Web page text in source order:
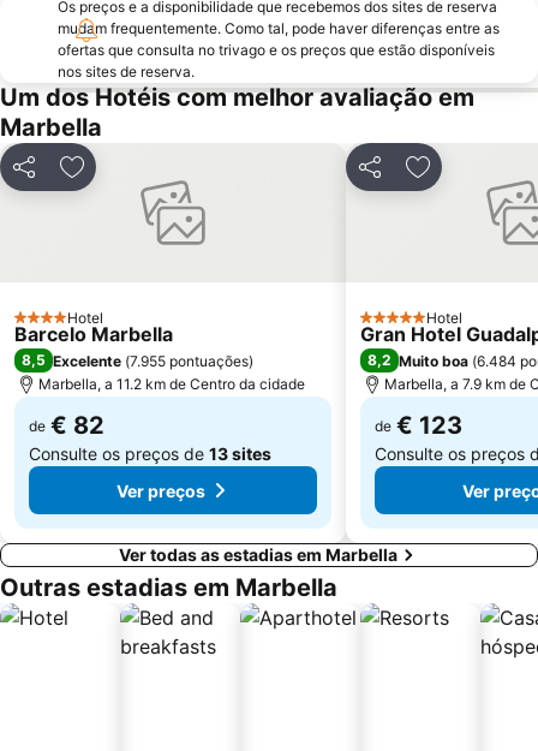
Nikki Beach
San Pedro Alcántara
Nueva Andalucía
Convention & Exhibition Centre of Marbella
Marina de Puerto Banus
Huelin
Puerto Cabopino
Casino Marbella
Los Álamos
Torreblanca
Vialia Estación María Zambrano
Paseo Marítimo Rey de España
Los Boliches - Las Gaviotas
Plaza Mayor
4 de Diciembre
Ayuntamiento de Marbella
Puerto José Banús
Os preços e a disponibilidade que recebemos dos sites de reserva
mudam frequentemente. Como tal, pode haver diferenças entre as
ofertas que consulta no trivago e os preços que estão disponíveis
nos sites de reserva.
Um dos Hotéis com melhor avaliação em
Marbella
PartilharAdicionar aos favoritos
4 Estrelas
Hotel
Barcelo Marbella
8,5 Excelente (7.955 pontuações)
Marbella, a 11.2 km de Centro da cidade
de € 82
Consulte os preços de 13 sites
Ver preços
PartilharAdicionar
5 EstrelasHotel
Gran Hotel
8,2 Muito boa (6.484
Marbella, a 7.9 km de
de € 123
Consulte os preços
Ver
Ver todas as estadias em Marbella
Outras estadias em Marbella